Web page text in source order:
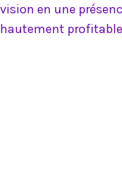
vision en une
hautement